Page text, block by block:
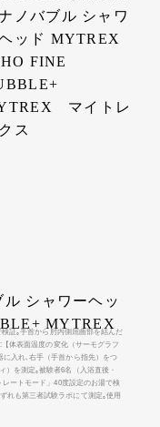
証｡手首から肘内側屈曲部を結んだ
体表面温度の変化（サーモグラフ
入れ､右手（手首から指先）をつ
）を測定｡被験者6名（入浴直後・
ートモード」40度設定のお湯で検
れも第三者試験ラボにて測定｡使用